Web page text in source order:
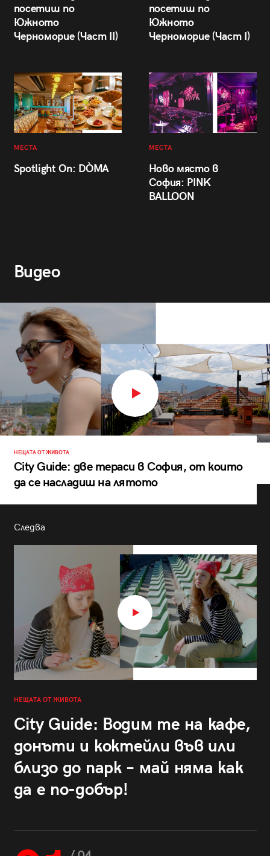
посетиш по
Южното
Черноморие (Част II)
посетиш по
Южното
Черноморие (Част I)
МЕСТА
Spotlight On: DÒMA
МЕСТА
Ново място в
София: PINK
BALLOON
Видео
НЕЩАТА ОТ ЖИВОТА
City Guide: две тераси в София, от които
да се насладиш на лятото
Следва
НЕЩАТА ОТ ЖИВОТА
City Guide: Водим те на кафе,
донъти и коктейли във или
близо до парк – май няма как
да е по-добър!